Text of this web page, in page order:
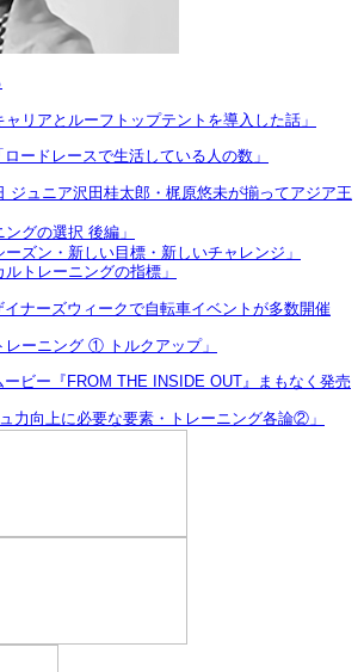
リアとルーフトップテントを導入した話」
ードレースで生活している人の数」
ジュニア沢田桂太郎・梶原悠未が揃ってアジア王
グの選択 後編」
ズン・新しい目標・新しいチャレンジ」
トレーニングの指標」
イナーズウィークで自転車イベントが多数開催
ーニング ① トルクアップ」
ービー『FROM THE INSIDE OUT』まもなく発売
力向上に必要な要素・トレーニング各論②」